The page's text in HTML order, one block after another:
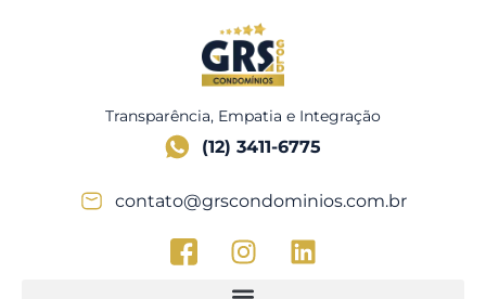
Transparência, Empatia e Integração
(12) 3411-6775
contato@grscondominios.com.br